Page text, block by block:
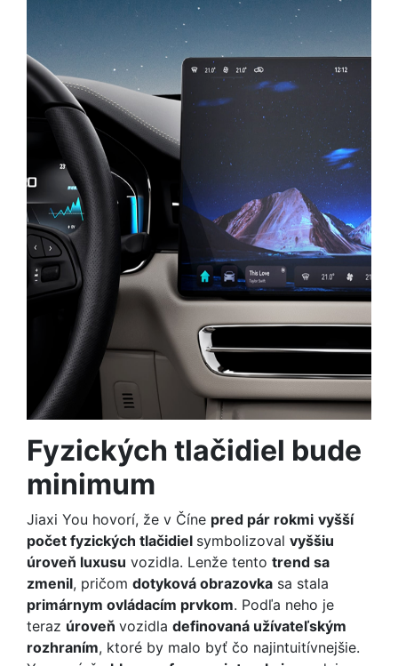
Fyzických tlačidiel bude
minimum
Jiaxi You hovorí, že v Číne pred pár rokmi vyšší
počet fyzických tlačidiel symbolizoval vyššiu
úroveň luxusu vozidla. Lenže tento trend sa
zmenil, pričom dotyková obrazovka sa stala
primárnym ovládacím prvkom. Podľa neho je
teraz úroveň vozidla definovaná užívateľským
rozhraním, ktoré by malo byť čo najintuitívnejšie.